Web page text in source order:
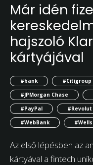
Már idén
hajszoló
kártyájával
#bank #Citigroup
#JPMorgan Chase
#PayPal
#Revolut
#WebBank
Az első lépésben az
kártyával a fintech